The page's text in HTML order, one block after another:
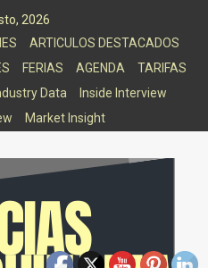
2026
ARTICULOS DESTACADOS
FERIAS AGENDA
TARIFAS
Data
Inside Interview
Market Insight